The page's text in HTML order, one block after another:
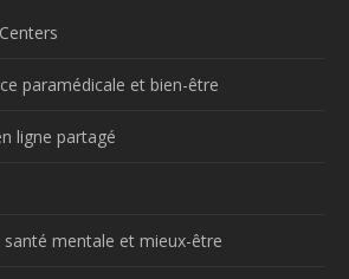
paramédicale et bien-être
ligne partagé
santé mentale et mieux-être